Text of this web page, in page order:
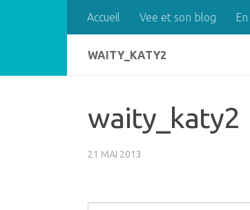
Skip to contentAccueil Vee et son blog
WAITY_KATY2
waity_katy2
21 MAI 2013